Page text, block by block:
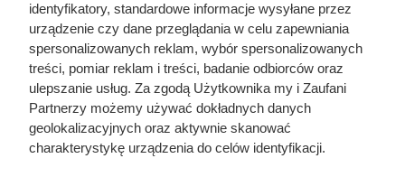
Ostatnie godziny komendanta
identyfikatory, standardowe informacje wysyłane przez
urządzenie czy dane przeglądania w celu zapewniania
spersonalizowanych reklam, wybór spersonalizowanych
treści, pomiar reklam i treści, badanie odbiorców oraz
ulepszanie usług. Za zgodą Użytkownika my i Zaufani
Partnerzy możemy używać dokładnych danych
geolokalizacyjnych oraz aktywnie skanować
charakterystykę urządzenia do celów identyfikacji.